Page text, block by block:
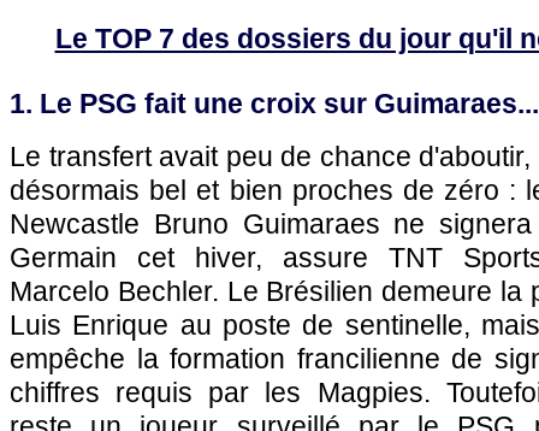
Le TOP 7 des dossiers du jour qu'il
1. Le PSG fait une croix sur Guimaraes...
Le transfert avait peu de chance
désormais bel et bien proches de zéro :
Newcastle Bruno Guimaraes ne
Germain cet hiver, assure TNT
Marcelo Bechler. Le Brésilien demeure la
Luis Enrique au poste de sentinelle,
empêche la formation francilienne de
chiffres requis par les Magpies.